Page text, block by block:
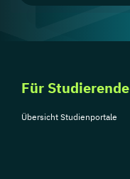
Für Studierende
Übersicht Studienportale